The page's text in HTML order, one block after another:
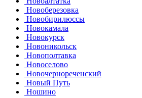
Новоберезовка
Новобирилюссы
Новокамала
Новокурск
Новоникольск
Новополтавка
Новоселово
Новочернореченский
Новый Путь
Ношино